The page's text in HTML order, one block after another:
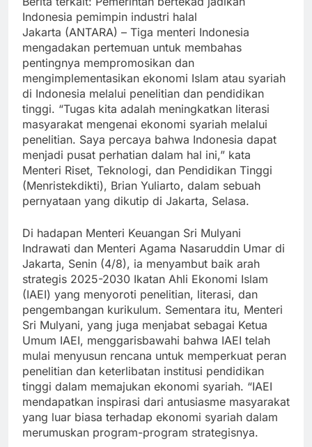
Indonesia pemimpin industri halal
Jakarta (ANTARA) – Tiga menteri Indonesia
mengadakan pertemuan untuk membahas
pentingnya mempromosikan dan
mengimplementasikan ekonomi Islam atau syariah
di Indonesia melalui penelitian dan pendidikan
tinggi. “Tugas kita adalah meningkatkan literasi
masyarakat mengenai ekonomi syariah melalui
penelitian. Saya percaya bahwa Indonesia dapat
menjadi pusat perhatian dalam hal ini,” kata
Menteri Riset, Teknologi, dan Pendidikan Tinggi
(Menristekdikti), Brian Yuliarto, dalam sebuah
pernyataan yang dikutip di Jakarta, Selasa.
Di hadapan Menteri Keuangan Sri Mulyani
Indrawati dan Menteri Agama Nasaruddin Umar di
Jakarta, Senin (4/8), ia menyambut baik arah
strategis 2025-2030 Ikatan Ahli Ekonomi Islam
(IAEI) yang menyoroti penelitian, literasi, dan
pengembangan kurikulum. Sementara itu, Menteri
Sri Mulyani, yang juga menjabat sebagai Ketua
Umum IAEI, menggarisbawahi bahwa IAEI telah
mulai menyusun rencana untuk memperkuat peran
penelitian dan keterlibatan institusi pendidikan
tinggi dalam memajukan ekonomi syariah. “IAEI
mendapatkan inspirasi dari antusiasme masyarakat
yang luar biasa terhadap ekonomi syariah dalam
merumuskan program-program strategisnya.